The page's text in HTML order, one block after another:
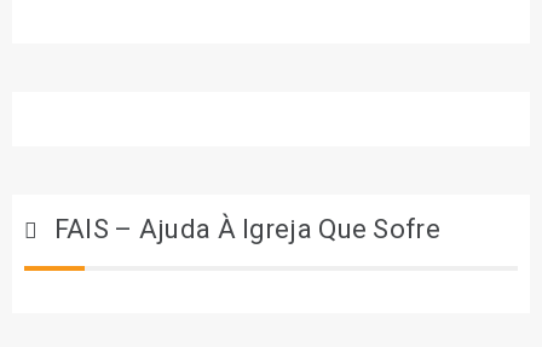
FAIS – Ajuda À Igreja Que Sofre